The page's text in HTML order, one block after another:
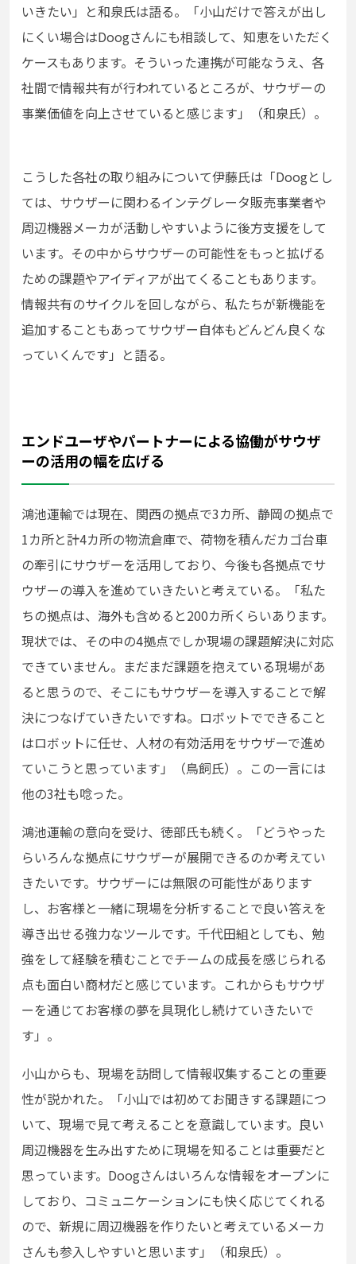
いきたい」と和泉氏は語る。「小山だけで答えが出し
にくい場合はDoogさんにも相談して、知恵をいただく
ケースもあります。そういった連携が可能なうえ、各
社間で情報共有が行われているところが、サウザーの
事業価値を向上させていると感じます」（和泉氏）。
こうした各社の取り組みについて伊藤氏は「Doogとし
ては、サウザーに関わるインテグレータ販売事業者や
周辺機器メーカが活動しやすいように後方支援をして
います。その中からサウザーの可能性をもっと拡げる
ための課題やアイディアが出てくることもあります。
情報共有のサイクルを回しながら、私たちが新機能を
追加することもあってサウザー自体もどんどん良くな
っていくんです」と語る。
エンドユーザやパートナーによる協働がサウザ
ーの活用の幅を広げる
鴻池運輸では現在、関西の拠点で3カ所、静岡の拠点で
1カ所と計4カ所の物流倉庫で、荷物を積んだカゴ台車
の牽引にサウザーを活用しており、今後も各拠点でサ
ウザーの導入を進めていきたいと考えている。「私た
ちの拠点は、海外も含めると200カ所くらいあります。
現状では、その中の4拠点でしか現場の課題解決に対応
できていません。まだまだ課題を抱えている現場があ
ると思うので、そこにもサウザーを導入することで解
決につなげていきたいですね。ロボットでできること
はロボットに任せ、人材の有効活用をサウザーで進め
ていこうと思っています」（鳥飼氏）。この一言には
他の3社も唸った。
鴻池運輸の意向を受け、徳部氏も続く。「どうやった
らいろんな拠点にサウザーが展開できるのか考えてい
きたいです。サウザーには無限の可能性があります
し、お客様と一緒に現場を分析することで良い答えを
導き出せる強力なツールです。千代田組としても、勉
強をして経験を積むことでチームの成長を感じられる
点も面白い商材だと感じています。これからもサウザ
ーを通じてお客様の夢を具現化し続けていきたいで
す」。
小山からも、現場を訪問して情報収集することの重要
性が説かれた。「小山では初めてお聞きする課題につ
いて、現場で見て考えることを意識しています。良い
周辺機器を生み出すために現場を知ることは重要だと
思っています。Doogさんはいろんな情報をオープンに
しており、コミュニケーションにも快く応じてくれる
ので、新規に周辺機器を作りたいと考えているメーカ
さんも参入しやすいと思います」（和泉氏）。